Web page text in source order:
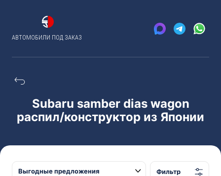
АВТОМОБИЛИ ПОД ЗАКАЗ
Subaru samber dias wagon
распил/конструктор из Японии
Фильтр